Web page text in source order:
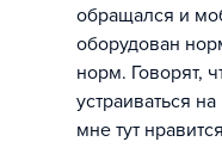
обращался и
оборудован
норм. Говорят,
устраиваться
мне тут